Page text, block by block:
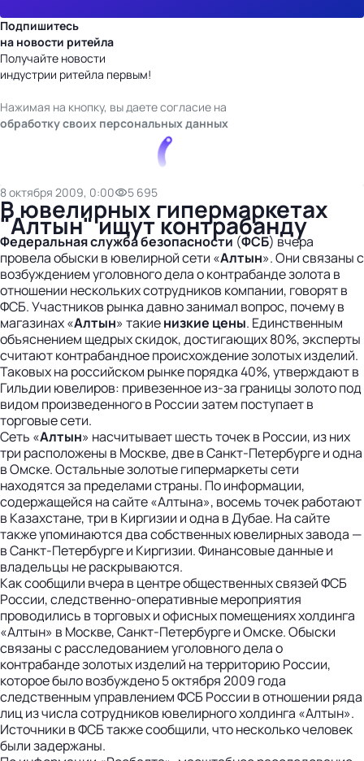
Подпишитесь
на новости ритейла
Получайте новости
индустрии ритейла первым!
Нажимая на кнопку, вы даете согласие на
обработку своих персональных данных
8 октября 2009, 0:00 5 695
В ювелирных гипермаркетах
"Алтын" ищут контрабанду
Федеральная служба безопасности (ФСБ) вчера
провела обыски в ювелирной сети «Алтын». Они связаны с
возбуждением уголовного дела о контрабанде золота в
отношении нескольких сотрудников компании, говорят в
ФСБ. Участников рынка давно занимал вопрос, почему в
магазинах «Алтын» такиенизкие цены. Единственным
объяснением щедрых скидок, достигающих 80%, эксперты
считают контрабандное происхождение золотых изделий.
Таковых на российском рынке порядка 40%, утверждают в
Гильдии ювелиров: привезенное из-за границы золото под
видом произведенного в России затем поступает в
торговые сети.
Сеть «Алтын» насчитывает шесть точек в России, из них
три расположены в Москве, две в Санкт-Петербурге и одна
в Омске. Остальные золотые гипермаркеты сети
находятся за пределами страны. По информации,
содержащейся на сайте «Алтына», восемь точек работают
в Казахстане, три в Киргизии и одна в Дубае. На сайте
также упоминаются два собственных ювелирных завода —
в Санкт-Петербурге и Киргизии. Финансовые данные и
владельцы не раскрываются.
Как сообщили вчера в центре общественных связей ФСБ
России, следственно-оперативные мероприятия
проводились в торговых и офисных помещениях холдинга
«Алтын» в Москве, Санкт-Петербурге и Омске. Обыски
связаны с расследованием уголовного дела о
контрабанде золотых изделий на территорию России,
которое было возбуждено 5 октября 2009 года
следственным управлением ФСБ России в отношении ряда
лиц из числа сотрудников ювелирного холдинга «Алтын».
Источники в ФСБ также сообщили, что несколько человек
были задержаны.